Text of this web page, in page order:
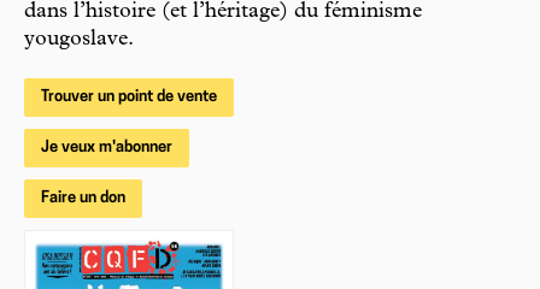
dans l’histoire (et l’héritage) du féminisme
yougoslave.
Trouver un point de vente
Je veux m'abonner
Faire un don